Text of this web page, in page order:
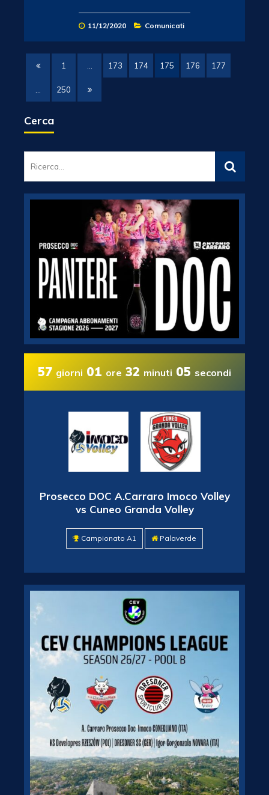
11/12/2020 Comunicati
1 173 174 175 176 177
250
Cerca
57 giorni 01 ore 32 minuti 04 secondi
Prosecco DOC A.Carraro Imoco Volley
vs Cuneo Granda Volley
Campionato A1 Palaverde